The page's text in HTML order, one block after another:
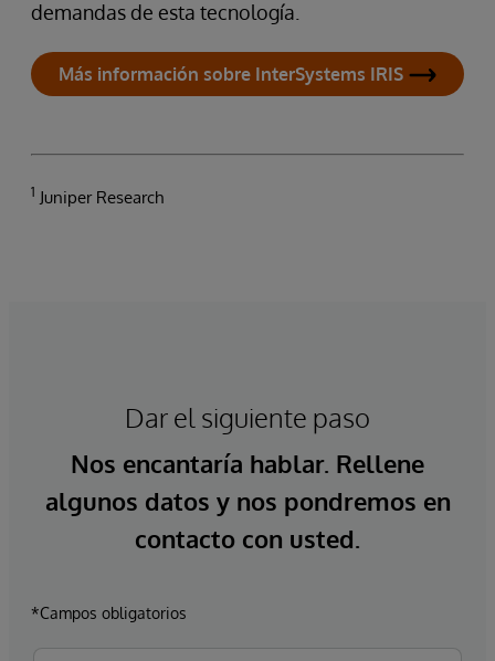
demandas de esta tecnología.
Más información sobre InterSystems IRIS
1 Juniper Research
Dar el siguiente paso
Nos encantaría hablar. Rellene
algunos datos y nos pondremos en
contacto con usted.
*Campos obligatorios